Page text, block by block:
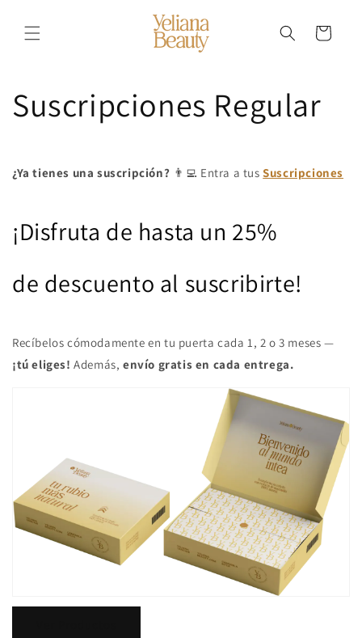
al contenido
Carrito
Suscripciones Regular
¿Ya tienes una suscripción? 👨‍💻 Entra a tusSuscripciones
¡Disfruta de hasta un 25%
de descuento al suscribirte!
Recíbelos cómodamente en tu puerta cada 1, 2 o 3 meses —
¡tú eliges!Además,envío gratis en cada entrega.